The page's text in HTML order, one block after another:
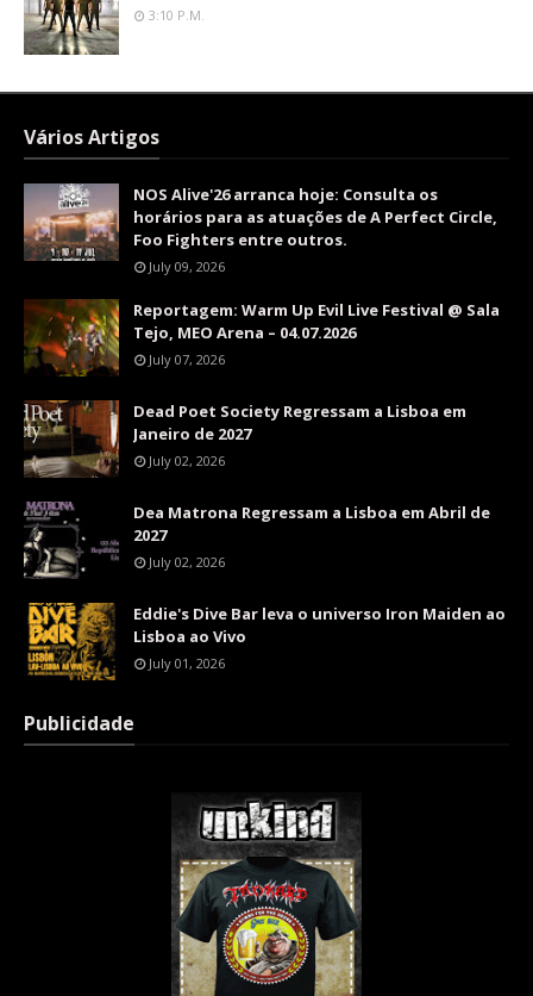
3:10 P.m.
Vários Artigos
NOS Alive'26 arranca hoje: Consulta os
horários para as atuações de A Perfect Circle,
Foo Fighters entre outros.
July 09, 2026
Reportagem: Warm Up Evil Live Festival @ Sala
Tejo, MEO Arena – 04.07.2026
July 07, 2026
Dead Poet Society Regressam a Lisboa em
Janeiro de 2027
July 02, 2026
Dea Matrona Regressam a Lisboa em Abril de
2027
July 02, 2026
Eddie's Dive Bar leva o universo Iron Maiden ao
Lisboa ao Vivo
July 01, 2026
Publicidade